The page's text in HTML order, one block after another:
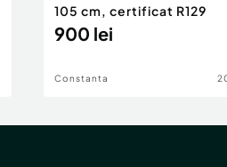
105 cm, certificat R129
900 lei
Constanta